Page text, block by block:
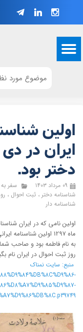
اولین
دختر بود.
۰۹ مرداد ۱۴۰۳ سفر
شناسنامه دختر ، ثبت احوال ،
شناسنامه دار
اولین نامی که در ایران
ماه 1297 اولین
به نام فاطمه بود و صاحب
روز ثبت احوال در ایران نام
منبع: سایت نمناک